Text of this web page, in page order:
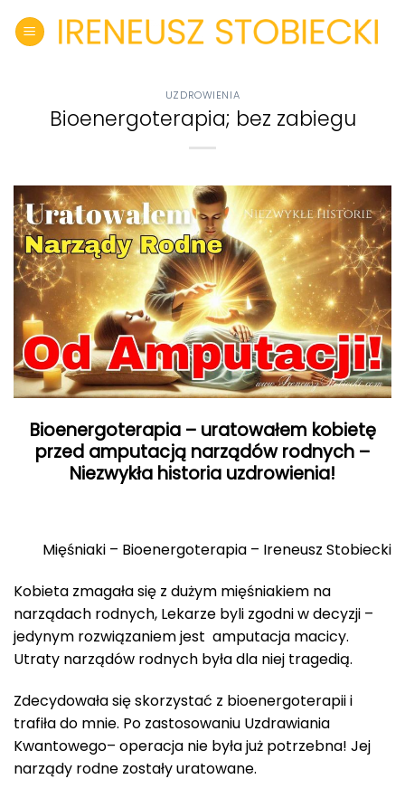
UZDROWIENIA
Bioenergoterapia; bez zabiegu
Bioenergoterapia – uratowałem kobietę
przed amputacją narządów rodnych –
Niezwykła historia uzdrowienia!
Mięśniaki – Bioenergoterapia – Ireneusz Stobiecki
Kobieta zmagała się z dużym mięśniakiem na
narządach rodnych, Lekarze byli zgodni w decyzji –
jedynym rozwiązaniem jest amputacja macicy.
Utraty narządów rodnych była dla niej tragedią.
Zdecydowała się skorzystać z bioenergoterapii i
trafiła do mnie. Po zastosowaniu Uzdrawiania
Kwantowego– operacja nie była już potrzebna! Jej
narządy rodne zostały uratowane.